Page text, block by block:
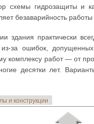
схемы гидрозащиты и
безаварийность
здания практически
за ошибок,
комплексу работ — от
десятки лет.
и конструкции